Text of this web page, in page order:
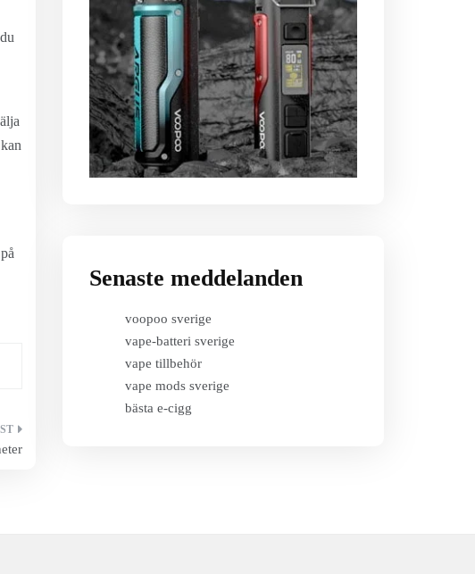
Senaste meddelanden
voopoo sverige
vape-batteri sverige
vape tillbehör
vape mods sverige
bästa e-cigg